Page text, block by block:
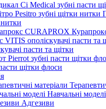
Ci Medical зубні пасти
пасти та щітки
щітки флоси
Навчальні моделі
Адгезиви